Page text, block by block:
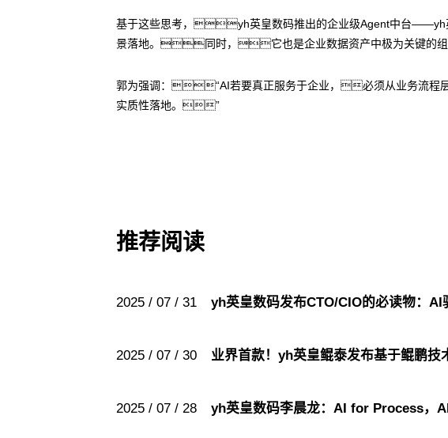
基于这些思考，yh英皇数码推出的企业级Agent中台
景落地。同时，它也是企业数据资产中极为关键
郭为强调：“AI若要真正服务于企业，必须从业务流程
实质性落地。”
推荐阅读
2025 / 07 / 31 yh英皇数码发布CTO/CIO的必读物：
2025 / 07 / 30 业界首款！yh英皇鲲泰发布基于鲲鹏
2025 / 07 / 28 yh英皇数码李晨龙：AI for Process，